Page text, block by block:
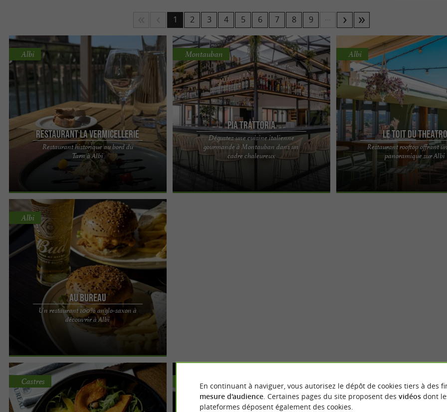
1 2 3 4 5 6 7 8 9
Restaurant la Vermicellerie
Restaurant historique au bord du
Tarn à Albi
Albi
Situé sur les rives du Tarn, au cœur d'Albi, le
restaurant La Vermicellerie offre une expérience
Pia Trattoria
Dégustez une cuisine italienne
gourmande à Montauban dans un
cadre chaleureux
Montauban
Pia, Tratorria gourmande, un restaurant italien
ouvert 7 jours sur 7 à Montauban Inutile de
Le Toit du Theatro
Restaurant rooftop offrant
panoramique sur Albi
Albi
Prenez de la hauteur Perché au 8ᵉ
3* Ibis Styles, Le Toit du Theatro
haute vue ...
Au Bureau
Un restaurant 100% anglo-saxon à
découvrir à Albi
Albi
Au Bureau, le meilleur restaurant où faire une
pause à Albi Vous aurez envie de passer vos
journées Au Bureau ...
Castres Millau Roquefort-sur-Soulzon
En continuant à naviguer, vous autorisez le dépôt de cookies tiers à des
mesure d'audience. Certaines pages du site proposent des vidéosdont
plateformes déposent également des cookies.